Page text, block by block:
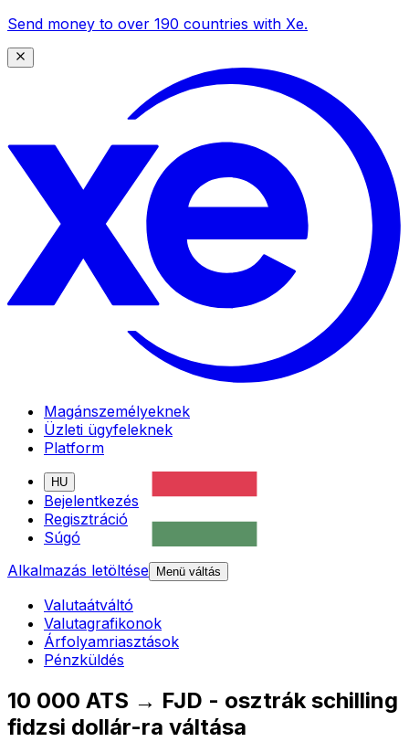
Send money to over 190 countries with Xe.
Magánszemélyeknek
Üzleti ügyfeleknek
Platform
HU
Bejelentkezés
Regisztráció
Súgó
Alkalmazás letöltése
Menü váltás
Valutaátváltó
Valutagrafikonok
Árfolyamriasztások
Pénzküldés
10 000 ATS → FJD - osztrák schilling
fidzsi dollár-ra váltása